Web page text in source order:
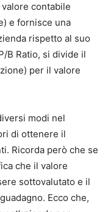
contabile
e fornisce una
rispetto al suo
B Ratio, si divide il
per il valore
modi nel
di ottenere il
Ricorda però che se
che il valore
sottovalutato e il
Ecco che,